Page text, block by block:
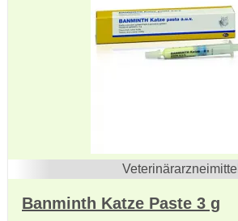
Veterinärarzneimittel
Banminth Katze Paste 3 g